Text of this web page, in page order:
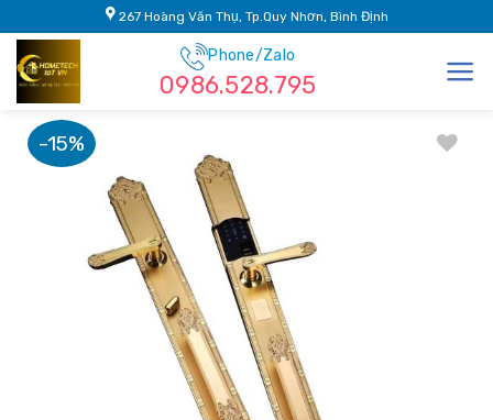
to
content
267 Hoàng Văn Thụ, Tp.Quy Nhơn, Bình Định
Phone/Zalo
0986.528.795
-15%